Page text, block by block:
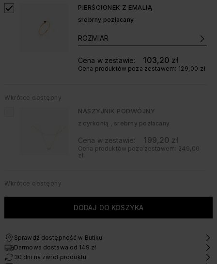
PIERŚCIONEK Z EMALIĄ
srebrny pozłacany
ROZMIAR
Cena w zestawie: 103,20 zł
Cena produktów poza zestawem: 129,00 zł
Wkrótce dostępny
NASZYJNIK PODWÓJNY
z cyrkonią , srebrny pozłacany
Cena w zestawie: 199,20 zł
Cena produktów poza zestawem: 249,00
zł
Wkrótce dostępny
KOLCZYKI WISZĄCE Z EMALIĄ
srebrne pozłacane
Cena produktów poza zestawem:
zł
Sprawdź dostępność w Butiku
Darmowa dostawa od 149 zł
30 dni na zwrot produktu